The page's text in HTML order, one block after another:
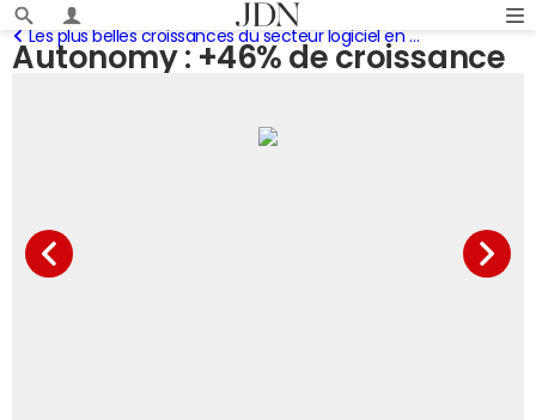
Autonomy : +46% de croissance
Les plus belles croissances du secteur logiciel en 2008